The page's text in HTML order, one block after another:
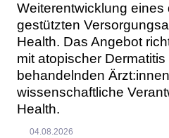
Weiterentwicklung eines
gestützten
Health. Das Angebot
mit atopischer
behandelnden
wissenschaftliche
Health.
04.08.2026